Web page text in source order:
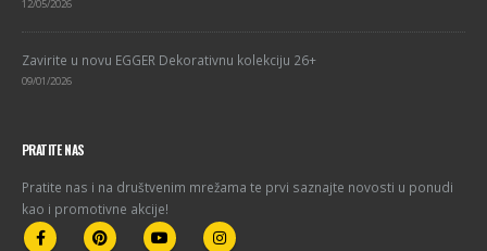
12/05/2026
Zavirite u novu EGGER Dekorativnu kolekciju 26+
09/01/2026
PRATITE NAS
Pratite nas i na društvenim mrežama te prvi saznajte novosti u ponudi
kao i promotivne akcije!